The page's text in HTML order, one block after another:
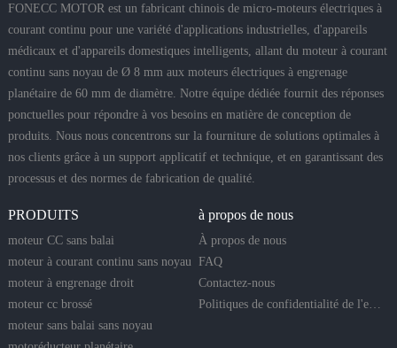
FONECC MOTOR est un fabricant chinois de micro-moteurs électriques à
courant continu pour une variété d'applications industrielles, d'appareils
médicaux et d'appareils domestiques intelligents, allant du moteur à courant
continu sans noyau de Ø 8 mm aux moteurs électriques à engrenage
planétaire de 60 mm de diamètre. Notre équipe dédiée fournit des réponses
ponctuelles pour répondre à vos besoins en matière de conception de
produits. Nous nous concentrons sur la fourniture de solutions optimales à
nos clients grâce à un support applicatif et technique, et en garantissant des
processus et des normes de fabrication de qualité.
PRODUITS
moteur CC sans balai
moteur à courant continu sans noyau
moteur à engrenage droit
moteur cc brossé
moteur sans balai sans noyau
à propos de nous
À propos de nous
FAQ
Contactez-nous
Politiques de confidentialité de l'entreprise